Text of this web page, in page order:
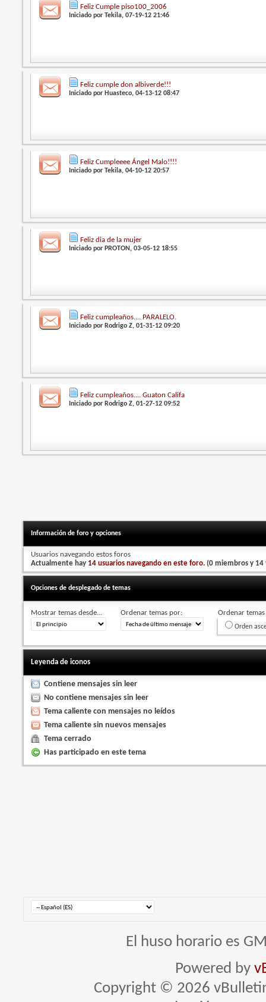
Feliz Cumple piso100_2006
Iniciado porTekila, 07-19-12 21:46
Feliz cumple don albiverde!!!
Iniciado por Huasteco, 04-13-12 08:47
Feliz Cumpleeee Ángel Malo!!!!
Iniciado porTekila, 04-10-12 20:57
Feliz dia de la mujer
Iniciado por PROTON, 03-05-12 18:55
Feliz cumpleaños.... PARALELO.
Iniciado por Rodrigo Z, 01-31-12 09:20
Feliz cumpleaños.... Guaton Califa
Iniciado por Rodrigo Z, 01-27-12 09:52
Información de foro y opciones
Usuarios navegando estos foros
Actualmente hay 14 usuarios navegando en este foro. (0 miembros y 14
Opciones de desplegado de temas
Mostrar temas desde... Ordenar temas por: Ordenar
Orden
Leyenda de iconos
Contiene mensajes sin leer
No contiene mensajes sin leer
Tema caliente con mensajes no leídos
Tema caliente sin nuevos mensajes
Tema cerrado
Has participado en este tema
El huso horario es
Powered by
Copyright © 2026